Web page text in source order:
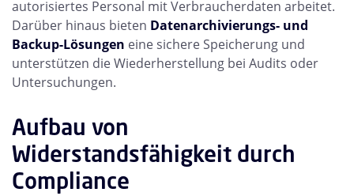
autorisiertes Personal mit Verbraucherdaten arbeitet.
Darüber hinaus bieten Datenarchivierungs- und
Backup-Lösungen eine sichere Speicherung und
unterstützen die Wiederherstellung bei Audits oder
Untersuchungen.
Aufbau von
Widerstandsfähigkeit durch
Compliance